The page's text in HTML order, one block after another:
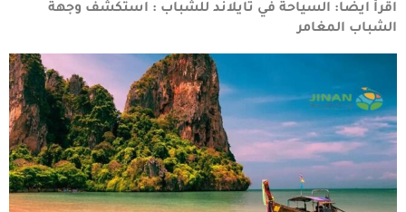
اقرأ ايضا: السياحة في تايلاند للشباب : استكشف وجهة
الشباب المغامر